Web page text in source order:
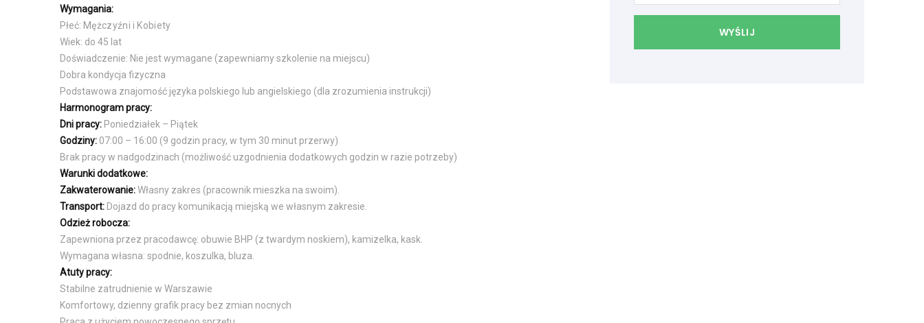
Wymagania:
Płeć: Mężczyźni i Kobiety
Wiek: do 45 lat
Doświadczenie: Nie jest wymagane (zapewniamy szkolenie na miejscu)
Dobra kondycja fizyczna
Podstawowa znajomość języka polskiego lub angielskiego (dla zrozumienia instrukcji)
Harmonogram pracy:
Dni pracy: Poniedziałek – Piątek
Godziny: 07:00 – 16:00 (9 godzin pracy, w tym 30 minut przerwy)
Brak pracy w nadgodzinach (możliwość uzgodnienia dodatkowych godzin w razie potrzeby)
Warunki dodatkowe:
Zakwaterowanie:Własny zakres (pracownik mieszka na swoim).
Transport: Dojazd do pracy komunikacją miejską we własnym zakresie.
Odzież robocza:
Zapewniona przez pracodawcę: obuwie BHP (z twardym noskiem), kamizelka, kask.
Wymagana własna: spodnie, koszulka, bluza.
Atuty pracy:
Stabilne zatrudnienie w Warszawie
Komfortowy, dzienny grafik pracy bez zmian nocnych
WYŚLIJ